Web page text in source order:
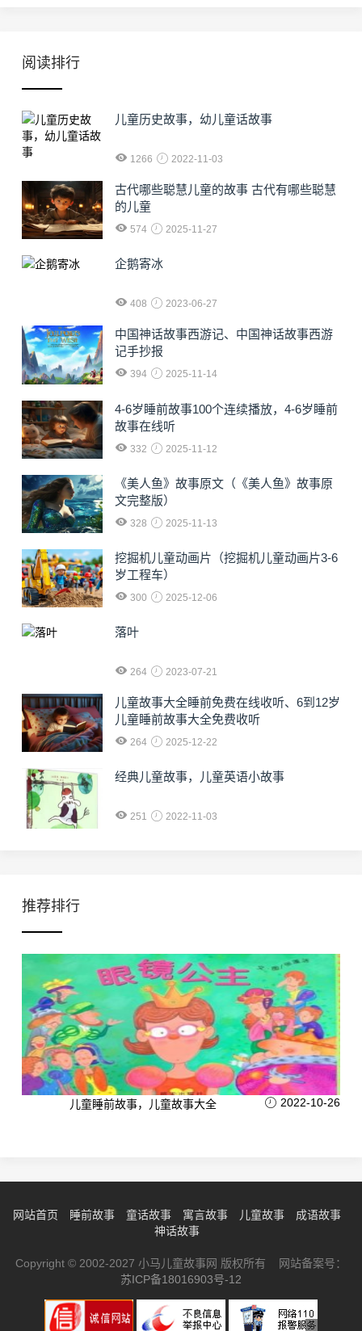
阅读排行
儿童历史故事，幼儿童话故事
1266 2022-11-03
古代哪些聪慧儿童的故事 古代有哪些聪慧
的儿童
574 2025-11-27
企鹅寄冰
408 2023-06-27
中国神话故事西游记、中国神话故事西游
记手抄报
394 2025-11-14
4-6岁睡前故事100个连续播放，4-6岁睡前
故事在线听
332 2025-11-12
《美人鱼》故事原文（《美人鱼》故事原
文完整版）
328 2025-11-13
挖掘机儿童动画片（挖掘机儿童动画片3-6
岁工程车）
300 2025-12-06
落叶
264 2023-07-21
儿童故事大全睡前免费在线收听、6到12岁
儿童睡前故事大全免费收听
264 2025-12-22
经典儿童故事，儿童英语小故事
251 2022-11-03
推荐排行
儿童睡前故事，儿童故事大全 2022-10-26
网站首页 睡前故事 童话故事 寓言故事 儿童故事
成语故事
神话故事
Copyright © 2002-2027 小马儿童故事网 版权所有 网站备案号：
苏ICP备18016903号-12